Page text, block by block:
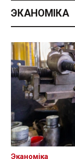
ЭКАНОМІКА
Эканоміка